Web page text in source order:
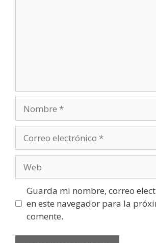
electrónico
Guarda mi nombre, correo
en este navegador para la
comente.